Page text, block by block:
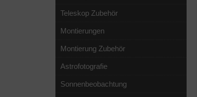
Teleskop Zubehör
Montierungen
Montierung Zubehör
Astrofotografie
Sonnenbeobachtung